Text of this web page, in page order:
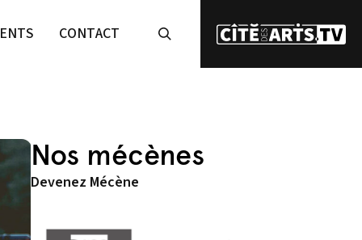
CONTACT
Nos mécènes
Devenez Mécène